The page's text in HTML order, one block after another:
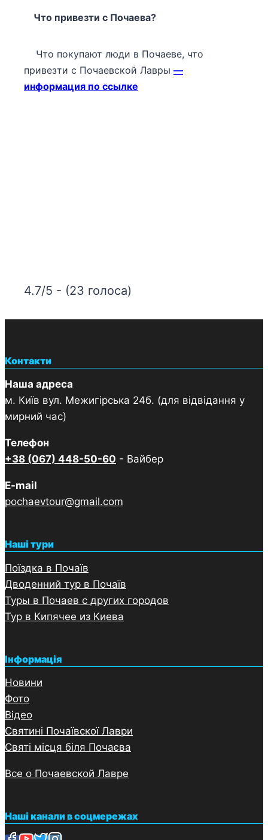
Что привезти с Почаева?
Что покупают люди в Почаеве, что
привезти с Почаевской Лавры —
информация по ссылке
4.7/5 - (23 голоса)
Контакти
Наша адреса
м. Київ вул. Межигірська 24б. (для відвідання у
мирний час)
Телефон
+38 (067) 448-50-60 - Вайбер
E-mail
pochaevtour@gmail.com
Наші тури
Поїздка в Почаїв
Дводенний тур в Почаїв
Туры в Почаев с других городов
Тур в Кипячее из Киева
Інформація
Новини
Фото
Відео
Святині Почаївскої Лаври
Святі місця біля Почаєва
Все о Почаевской Лавре
Наші канали в соцмережах